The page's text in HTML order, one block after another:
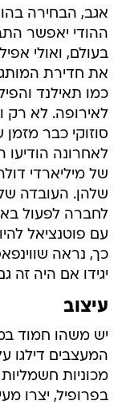
אגב, הבחירה
ההודי יאפשר
בעולם, ואולי
את חדירת
כמו תאילנד
לאירופה. לא רק
סוזוקי כבר מזמן
לאחרונה הודיעו
של מיליארדי
שלהן. העובדה
לחברה לפעול
עם פוטנציאל
כך, נראה
יגידו אם היה זה
עיצוב
המעצבים דילגו
מכוניות
בפרופיל, יצרו